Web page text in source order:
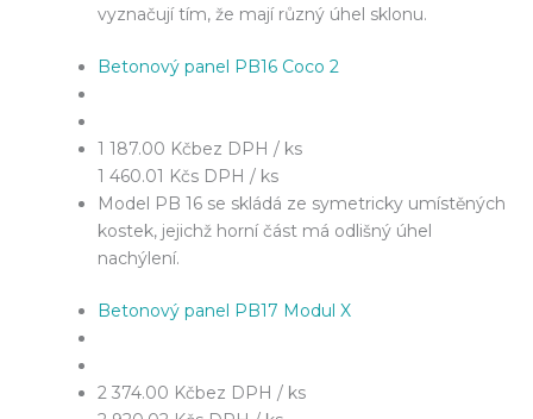
vyznačují tím, že mají různý úhel sklonu.
Betonový panel PB16 Coco 2
1 187.00 Kčbez DPH / ks
1 460.01 Kčs DPH / ks
Model PB 16 se skládá ze symetricky umístěných
kostek, jejichž horní část má odlišný úhel
nachýlení.
Betonový panel PB17 Modul X
2 374.00 Kčbez DPH / ks